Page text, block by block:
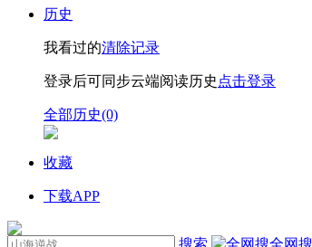
历史
我看过的清除记录
登录后可同步云端阅读历史 点击登录
全部历史(0)
收藏
下载APP
搜索 全网搜